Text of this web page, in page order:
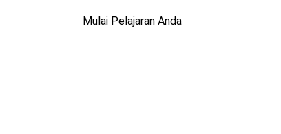
Mulai Pelajaran Anda